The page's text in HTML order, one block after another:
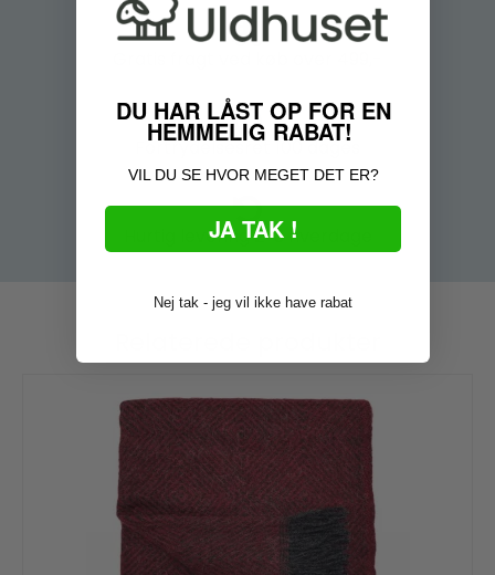
Fortrydelsesret 100 dages
Hurtig levering2-3 hverdage
DU HAR LÅST OP FOR EN
HEMMELIG RABAT!
VIL DU SE HVOR MEGET DET ER?
JA TAK !
Nej tak - jeg vil ikke have rabat